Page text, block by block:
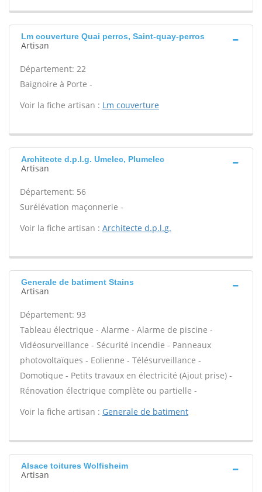
Lm couverture Quai perros, Saint-quay-perros
Artisan
Département: 22
Baignoire à Porte -
Voir la fiche artisan : Lm couverture
Architecte d.p.l.g. Umelec, Plumelec
Artisan
Département: 56
Surélévation maçonnerie -
Voir la fiche artisan : Architecte d.p.l.g.
Generale de batiment Stains
Artisan
Département: 93
Tableau électrique - Alarme - Alarme de piscine -
Vidéosurveillance - Sécurité incendie - Panneaux
photovoltaïques - Eolienne - Télésurveillance -
Domotique - Petits travaux en électricité (Ajout prise) -
Rénovation électrique complète ou partielle -
Voir la fiche artisan : Generale de batiment
Alsace toitures Wolfisheim
Artisan